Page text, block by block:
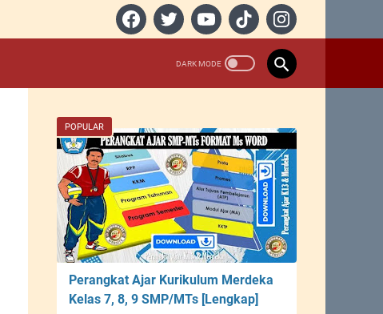
POPULAR
Perangkat Ajar Kurikulum Merdeka
Kelas 7, 8, 9 SMP/MTs [Lengkap]